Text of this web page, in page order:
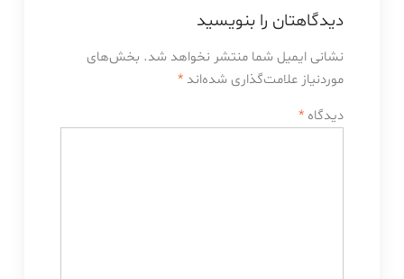
دیدگاهتان را بنویسید
نشانی ایمیل شما منتشر نخواهد شد. بخش‌های
موردنیاز علامت‌گذاری شده‌اند *
دیدگاه *